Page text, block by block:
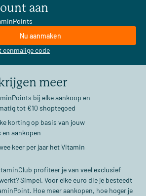
aan
Nu aanmaken
eenmalige code
meer
bij elke aankoop en
tot €10 shoptegoed
korting op basis van jouw
en aankopen
keer per jaar het Vitamin
profiteer je van veel exclusief
Simpel. Voor elke euro die je besteedt
Hoe meer aankopen, hoe hoger je